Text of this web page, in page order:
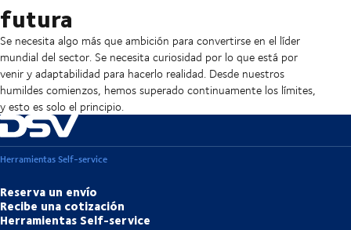
futura
Se necesita algo más que ambición para convertirse en el líder
mundial del sector. Se necesita curiosidad por lo que está por
venir y adaptabilidad para hacerlo realidad. Desde nuestros
humildes comienzos, hemos superado continuamente los límites,
y esto es solo el principio.
Herramientas Self-service
Reserva un envío
Recibe una cotización
Herramientas Self-service